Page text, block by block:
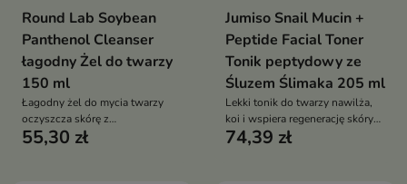
Round Lab Soybean
Panthenol Cleanser
łagodny Żel do twarzy
150 ml
Łagodny żel do mycia twarzy
oczyszcza skórę z
zanieczyszczeń, nadmiaru
55,30 zł
Jumiso Snail Mucin +
Peptide Facial Toner
Tonik peptydowy ze
Śluzem Ślimaka 205 ml
Lekki tonik do twarzy nawilża,
koi i wspiera regenerację skóry
suchej, wrażliwej oraz
74,39 zł